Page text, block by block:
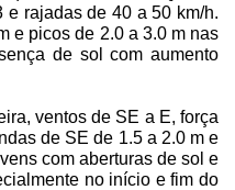
e rajadas de40 a 50 km/h.
e picos de 2.0 a 3.0 mnas
de sol com aumento
ventos de SE a E, força
de SE de 1.5 a 2.0 me
com aberturas de sol e
no início e fim do